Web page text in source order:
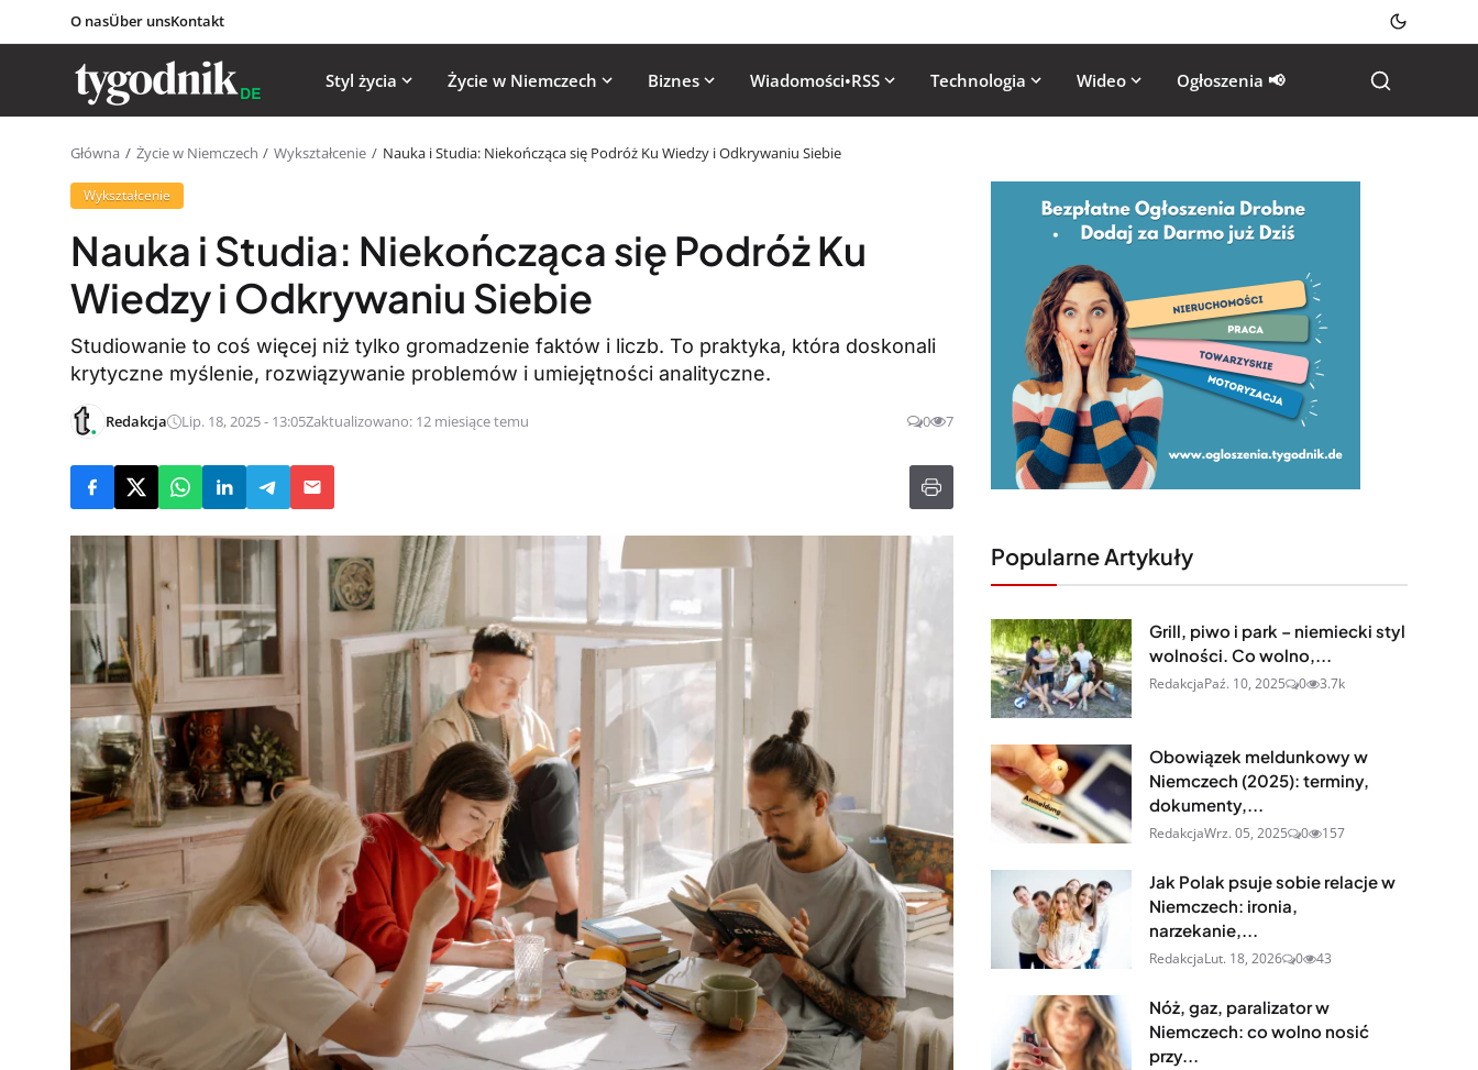
O nasÜber unsKontakt
Styl życia Życie w Niemczech Biznes Wiadomości•RSS Technologia Wideo Ogłoszenia 📢
Główna Życie w Niemczech Wykształcenie Nauka i Studia: Niekończąca się Podróż Ku Wiedzy i Odkrywaniu Siebie
Wykształcenie
Nauka i Studia: Niekończąca się Podróż Ku
Wiedzy i Odkrywaniu Siebie
Studiowanie to coś więcej niż tylko gromadzenie faktów i liczb. To praktyka, która doskonali
krytyczne myślenie, rozwiązywanie problemów i umiejętności analityczne.
Redakcja Lip. 18, 2025 - 13:05Zaktualizowano: 12 miesiące temu 0 7
Popularne Artykuły
Grill, piwo i park – niemiecki styl
wolności. Co wolno,...
RedakcjaPaź. 10, 2025 0 3.7k
Obowiązek meldunkowy w
Niemczech (2025): terminy,
dokumenty,...
RedakcjaWrz. 05, 2025 0 157
Jak Polak psuje sobie relacje w
Niemczech: ironia,
narzekanie,...
RedakcjaLut. 18, 2026 0 43
Nóż, gaz, paralizator w
Niemczech: co wolno nosić
przy...